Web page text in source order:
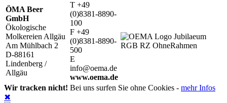
ÖMA Beer
GmbH
Ökologische
Molkereien Allgäu
Am Mühlbach 2
D-88161
Lindenberg /
Allgäu
T +49
(0)8381-8890-
100
F +49
(0)8381-8890-
500
E
info@oema.de
www.oema.de
Wir tracken nicht! Bei uns surfen Sie ohne Cookies - mehr Infos
✖